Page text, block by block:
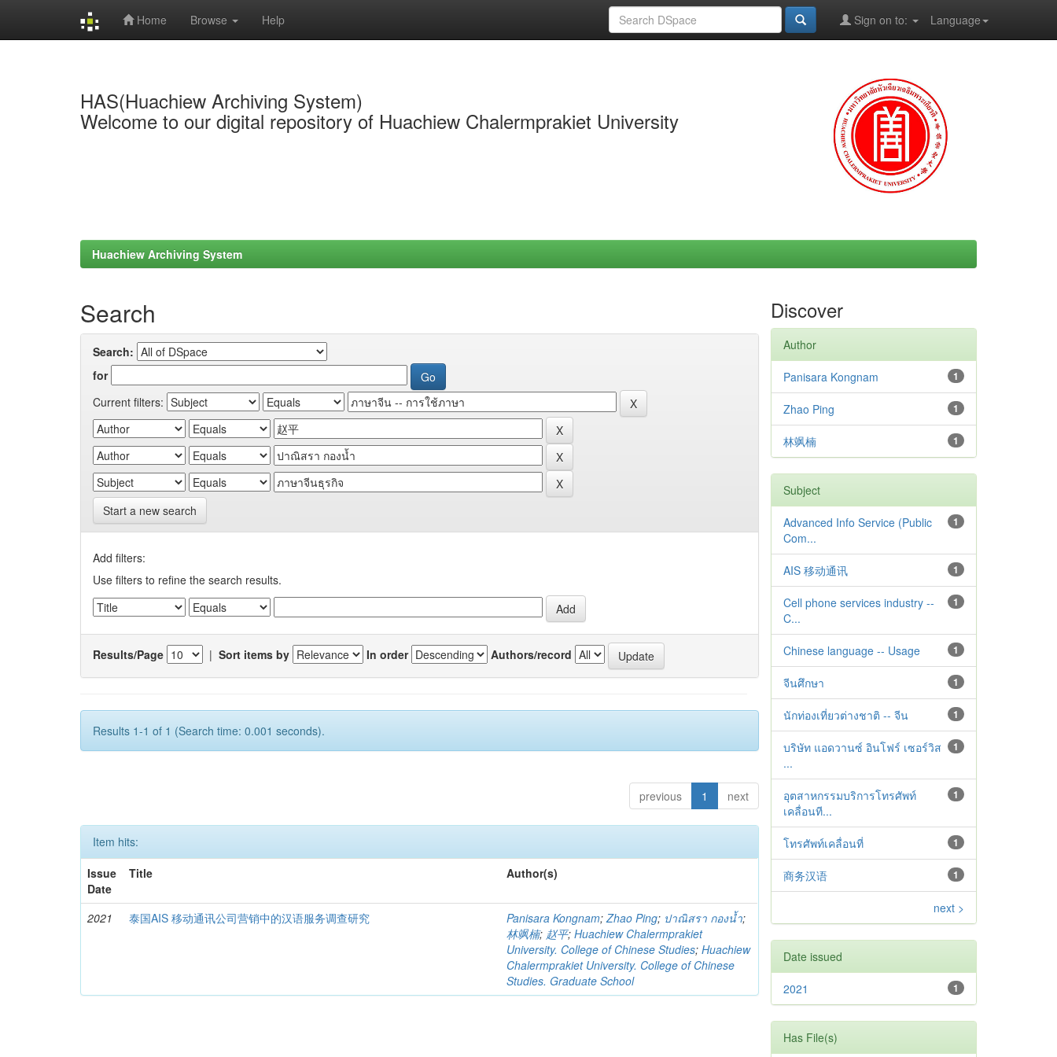
Home Browse Help Language
Sign on to:
HAS(Huachiew Archiving System)
Welcome to our digital repository of Huachiew Chalermprakiet University
Huachiew Archiving System
Search
Search:
for
Current filters:
Start a new search
Add filters:
Use filters to refine the search results.
Results/Page | Sort items by In order Authors/record
Results 1-1 of 1 (Search time: 0.001 seconds).
previous 1 next
Item hits:
Issue
Date
Title Author(s)
2021 泰国AIS 移动通讯公司营销中的汉语服务调查研究 Panisara Kongnam;Zhao Ping; ปาณิสรา กองน้ำ;
林飒楠; 赵平;Huachiew Chalermprakiet
University. College of Chinese Studies;Huachiew
Chalermprakiet University. College of Chinese
Studies. Graduate School
Discover
Author
1
Panisara Kongnam
1
Zhao Ping
1
林飒楠
Subject
1
Advanced Info Service (Public
Com...
1
AIS 移动通讯
1
Cell phone services industry --
C...
1
Chinese language -- Usage
1
จีนศึกษา
1
นักท่องเที่ยวต่างชาติ -- จีน
1
บริษัท แอดวานซ์ อินโฟร์ เซอร์วิส
...
1
อุตสาหกรรมบริการโทรศัพท์
เคลื่อนที...
1
โทรศัพท์เคลื่อนที่
1
商务汉语
next >
Date issued
1
2021
Has File(s)